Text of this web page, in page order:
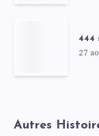
444
27
Autres